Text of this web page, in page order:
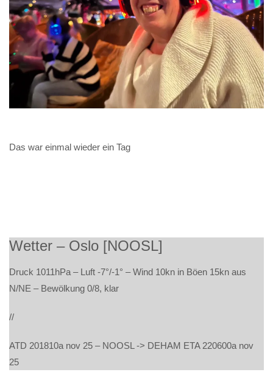
Das war einmal wieder ein Tag
Wetter – Oslo [NOOSL]
Druck 1011hPa – Luft -7°/-1° – Wind 10kn in Böen 15kn aus
N/NE – Bewölkung 0/8, klar
//
ATD 201810a nov 25 – NOOSL -> DEHAM ETA 220600a nov
25